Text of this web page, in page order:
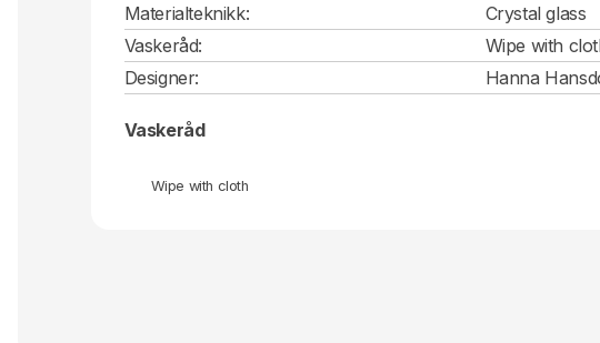
Materialteknikk:
Crystal glass
Vaskeråd:
Wipe with
Designer:
Hanna
Vaskeråd
Wipe with cloth